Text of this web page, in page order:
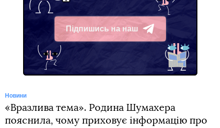
Підпишись на наш
Telegram
Новини
«Вразлива тема». Родина Шумахера
пояснила, чому приховує інформацію про